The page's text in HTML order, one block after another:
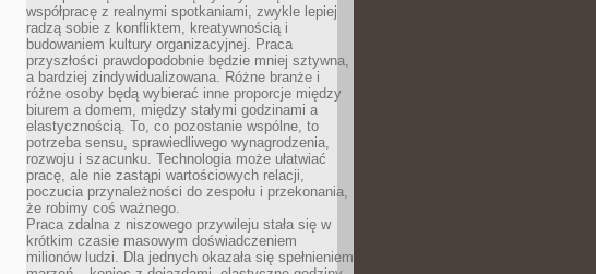
współpracę z realnymi spotkaniami, zwykle lepiej
radzą sobie z konfliktem, kreatywnością i
budowaniem kultury organizacyjnej. Praca
przyszłości prawdopodobnie będzie mniej sztywna,
a bardziej zindywidualizowana. Różne branże i
różne osoby będą wybierać inne proporcje między
biurem a domem, między stałymi godzinami a
elastycznością. To, co pozostanie wspólne, to
potrzeba sensu, sprawiedliwego wynagrodzenia,
rozwoju i szacunku. Technologia może ułatwiać
pracę, ale nie zastąpi wartościowych relacji,
poczucia przynależności do zespołu i przekonania,
że robimy coś ważnego.
Praca zdalna z niszowego przywileju stała się w
krótkim czasie masowym doświadczeniem
milionów ludzi. Dla jednych okazała się spełnieniem